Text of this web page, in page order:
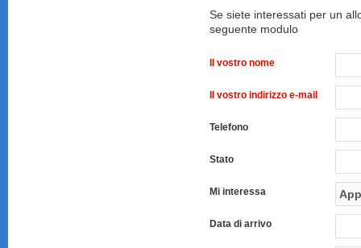
Se siete interessati per un
seguente modulo
Il vostro nome
Il vostro indirizzo e-mail
Telefono
Stato
Mi interessa
Data di arrivo